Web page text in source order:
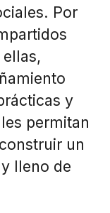
Por
y
permitan
un
lleno de